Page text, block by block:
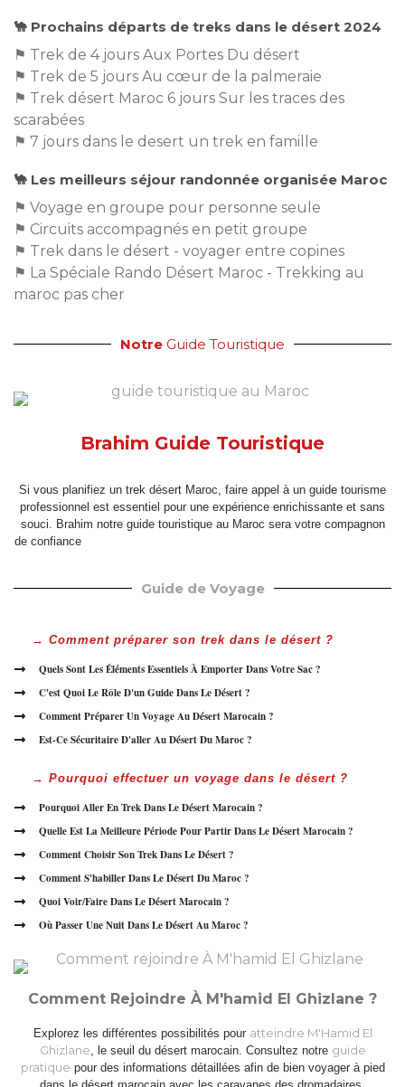
🐪 Prochains départs de treks dans le désert 2024
⚑ Trek de 4 jours Aux Portes Du désert
⚑ Trek de 5 jours Au cœur de la palmeraie
⚑ Trek désert Maroc 6 jours Sur les traces des
scarabées
⚑ 7 jours dans le desert un trek en famille
🐪 Les meilleurs séjour randonnée organisée Maroc
⚑ Voyage en groupe pour personne seule
⚑ Circuits accompagnés en petit groupe
⚑ Trek dans le désert - voyager entre copines
⚑ La Spéciale Rando Désert Maroc - Trekking au
maroc pas cher
Notre Guide Touristique
Brahim Guide Touristique
Si vous planifiez un trek désert Maroc , faire appel à un guide tourisme
professionnel est essentiel pour une expérience enrichissante et sans
souci. Brahim notre guide touristique au Maroc sera votre compagnon
de confiance
Guide de Voyage
→ Comment préparer son trek dans le désert ?
Quels Sont Les Éléments Essentiels À Emporter Dans Votre Sac ?
C'est Quoi Le Rôle D'un Guide Dans Le Désert ?
Comment Préparer Un Voyage Au Désert Marocain ?
Est-Ce Sécuritaire D'aller Au Désert Du Maroc ?
→ Pourquoi effectuer un voyage dans le désert ?
Pourquoi Aller En Trek Dans Le Désert Marocain ?
Quelle Est La Meilleure Période Pour Partir Dans Le Désert Marocain ?
Comment Choisir Son Trek Dans Le Désert ?
Comment S'habiller Dans Le Désert Du Maroc ?
Quoi Voir/Faire Dans Le Désert Marocain ?
Où Passer Une Nuit Dans Le Désert Au Maroc ?
Comment Rejoindre À M'hamid El Ghizlane ?
Explorez les différentes possibilités pour atteindre M'Hamid El
Ghizlane , le seuil du désert marocain. Consultez notre guide
pratique pour des informations détaillées afin de bien voyager à pied